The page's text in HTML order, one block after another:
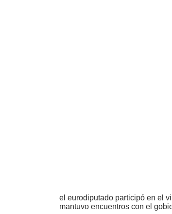
el eurodiputado participó en el
mantuvo encuentros con el